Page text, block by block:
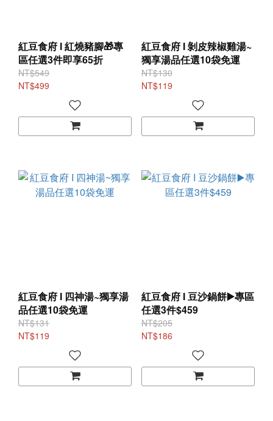
紅豆食府 I 紅燒豬腳🎁專
區任選3件即享65折
NT$549
NT$499
紅豆食府 I 剝皮辣椒雞湯~
獨享湯品任選10袋免運
NT$130
NT$119
紅豆食府 I 四神湯~獨享湯
品任選10袋免運
NT$131
NT$119
紅豆食府 I 豆沙鍋餅▶️專區
任選3件$459
NT$205
NT$186